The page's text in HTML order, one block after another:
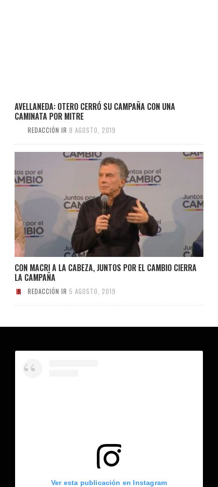
AVELLANEDA: OTERO CERRÓ SU CAMPAÑA CON UNA
CAMINATA POR MITRE
REDACCIÓN IR 8 AGOSTO, 2019
CON MACRI A LA CABEZA, JUNTOS POR EL CAMBIO CIERRA
LA CAMPAÑA
REDACCIÓN IR 5 AGOSTO, 2019
Ver esta publicación en Instagram